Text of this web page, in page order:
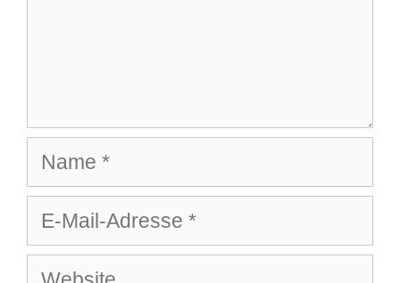
Name
E-
Adresse
Website